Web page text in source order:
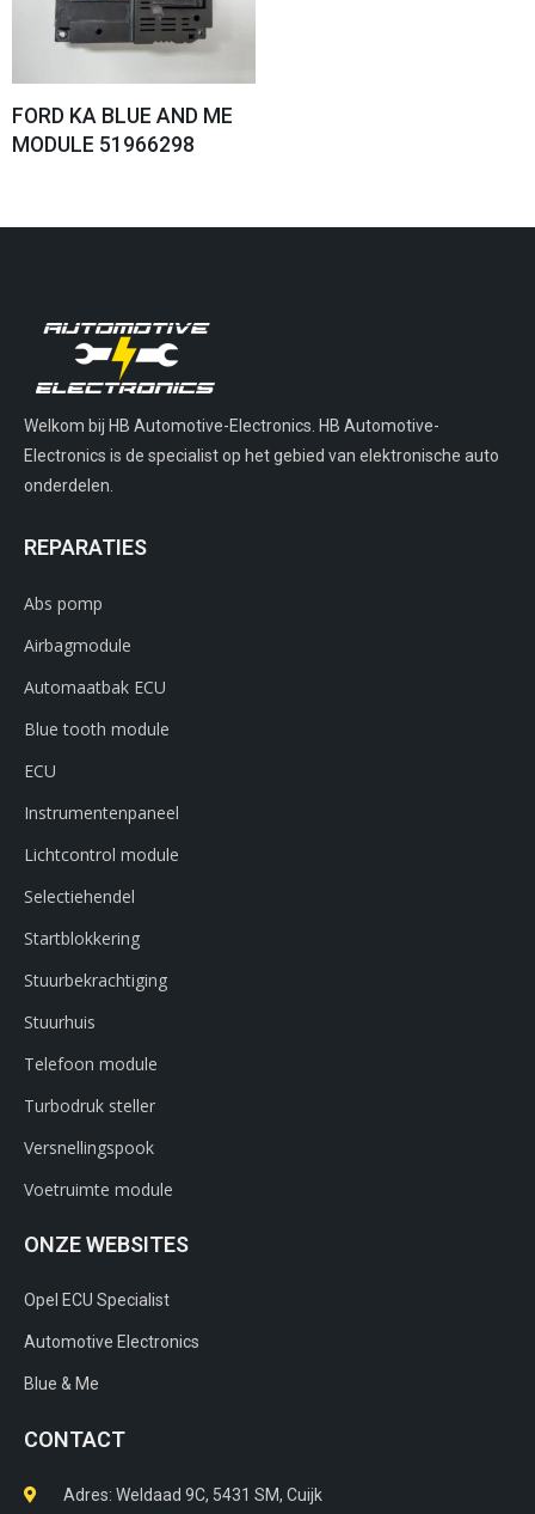
FORD KA BLUE AND ME
MODULE 51966298
Welkom bij HB Automotive-Electronics. HB Automotive-
Electronics is de specialist op het gebied van elektronische auto
onderdelen.
REPARATIES
Abs pomp
Airbagmodule
Automaatbak ECU
Blue tooth module
ECU
Instrumentenpaneel
Lichtcontrol module
Selectiehendel
Startblokkering
Stuurbekrachtiging
Stuurhuis
Telefoon module
Turbodruk steller
Versnellingspook
Voetruimte module
ONZE WEBSITES
Opel ECU Specialist
Automotive Electronics
Blue & Me
CONTACT
Adres: Weldaad 9C, 5431 SM, Cuijk​